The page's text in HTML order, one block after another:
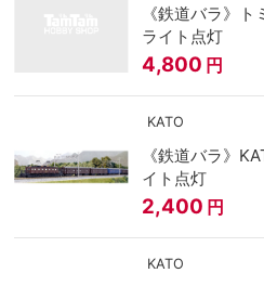
《鉄道バラ》
ライト点灯
4,800 円
KATO
《鉄道バラ》
イト点灯
2,400 円
KATO